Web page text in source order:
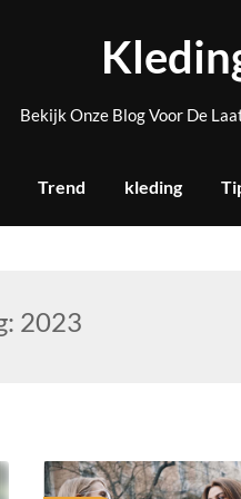
Bekijk Onze Blog Voor De
Trend kleding
2023